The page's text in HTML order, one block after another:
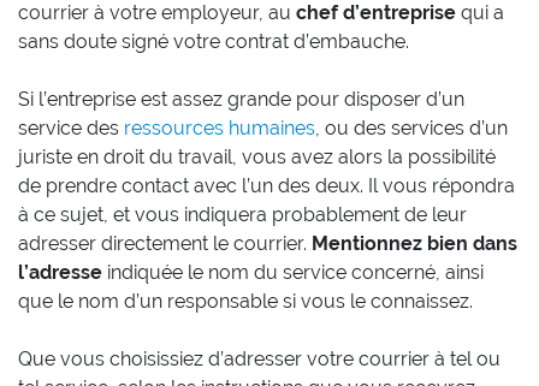
courrier à votre employeur, au chef d’entreprise qui a
sans doute signé votre contrat d’embauche.
Si l’entreprise est assez grande pour disposer d’un
service des ressources humaines, ou des services d’un
juriste en droit du travail, vous avez alors la possibilité
de prendre contact avec l’un des deux. Il vous répondra
à ce sujet, et vous indiquera probablement de leur
adresser directement le courrier. Mentionnez bien dans
l’adresse indiquée le nom du service concerné, ainsi
que le nom d’un responsable si vous le connaissez.
Que vous choisissiez d’adresser votre courrier à tel ou